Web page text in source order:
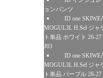
ョンパンツ
ID one
MOGUL3L H.Sel ジャ
ト単品 ホワイト 26-
J03
ID one
MOGUL3L H.Sel ジャ
ト単品 パープル 26-